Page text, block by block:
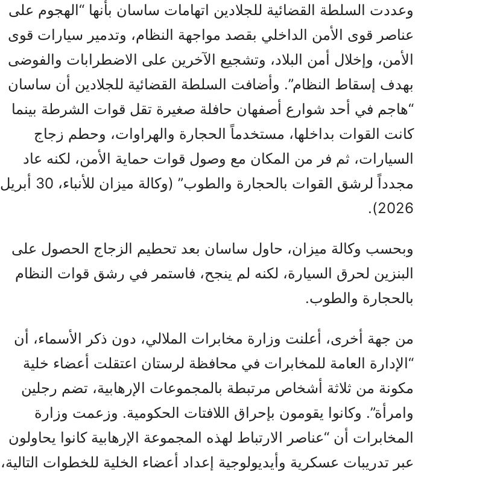
وعددت السلطة القضائية للجلادين اتهامات ساسان بأنها “الهجوم على
عناصر قوى الأمن الداخلي بقصد مواجهة النظام، وتدمير سيارات قوى
الأمن، وإخلال أمن البلاد، وتشجيع الآخرين على الاضطرابات والفوضى
بهدف إسقاط النظام”. وأضافت السلطة القضائية للجلادين أن ساسان
“هاجم في أحد شوارع أصفهان حافلة صغيرة تقل قوات الشرطة بينما
كانت القوات بداخلها، مستخدماً الحجارة والهراوات، وحطم زجاج
السيارات، ثم فر من المكان مع وصول قوات حماية الأمن، لكنه عاد
مجدداً لرشق القوات بالحجارة والطوب” (وكالة ميزان للأنباء، 30 أبريل
2026).
وبحسب وكالة ميزان، حاول ساسان بعد تحطيم الزجاج الحصول على
البنزين لحرق السيارة، لكنه لم ينجح، فاستمر في رشق قوات النظام
بالحجارة والطوب.
من جهة أخرى، أعلنت وزارة مخابرات الملالي، دون ذكر الأسماء، أن
“الإدارة العامة للمخابرات في محافظة لرستان اعتقلت أعضاء خلية
مكونة من ثلاثة أشخاص مرتبطة بالمجموعات الإرهابية، تضم رجلين
وامرأة”. وكانوا يقومون بإحراق اللافتات الحكومية. وزعمت وزارة
المخابرات أن “عناصر الارتباط لهذه المجموعة الإرهابية كانوا يحاولون
عبر تدريبات عسكرية وأيديولوجية إعداد أعضاء الخلية للخطوات التالية،